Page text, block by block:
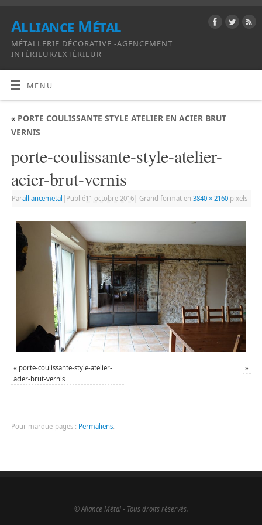
Alliance Métal
MÉTALLERIE DÉCORATIVE -AGENCEMENT
INTÉRIEUR/EXTÉRIEUR
MENU
«PORTE COULISSANTE STYLE ATELIER EN ACIER BRUT
VERNIS
porte-coulissante-style-atelier-
acier-brut-vernis
Paralliancemetal Publié11 octobre 2016| Grand format en 3840 × 2160pixels
« porte-coulissante-style-atelier-
acier-brut-vernis
»
Pour marque-pages : Permaliens.
© Aliance Métal - Tous droits réservés.